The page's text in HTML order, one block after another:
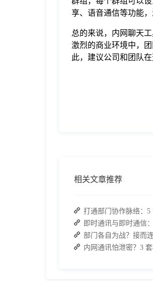
享、语音通信等功能
总的来说，内网聊天
激烈的商业环境中，
此，建议公司和团队
相关文章推荐